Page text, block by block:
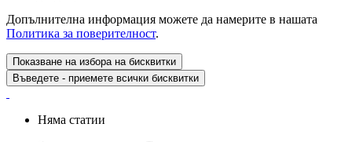
Допълнителна информация можете да намерите в нашата
Политика за поверителност.
Показване на избора на бисквитки
Въведете - приемете всички бисквитки
Няма статии